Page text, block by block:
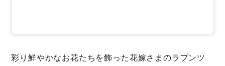
彩り鮮やかなお花たちを飾った花嫁さまのラプンツ